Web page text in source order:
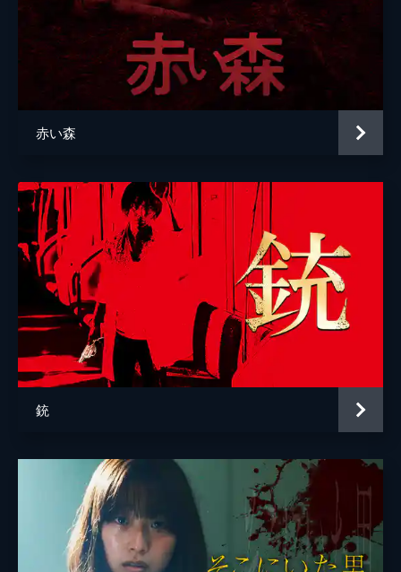
須田アンナ
宇賀那健一
脚本 宇賀那健一
音楽 小野川浩幸
赤い森
銃